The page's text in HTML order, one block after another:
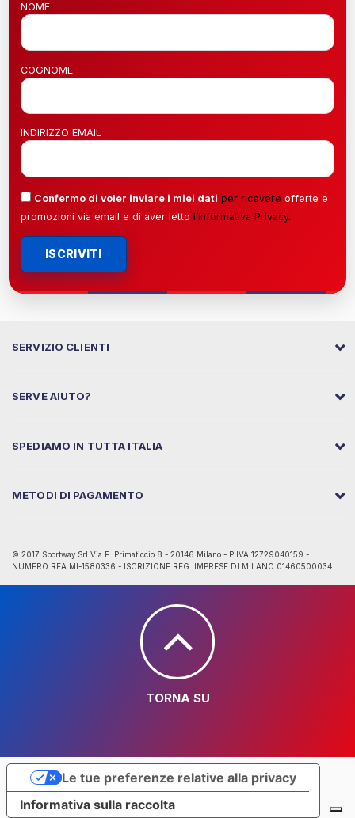
NOME
COGNOME
INDIRIZZO EMAIL
Confermo di voler inviare i miei dati per ricevere offerte e
promozioni via email e di aver letto l’Informativa Privacy.
ISCRIVITI
SERVIZIO CLIENTI
SERVE AIUTO?
SPEDIAMO IN TUTTA ITALIA
METODI DI PAGAMENTO
© 2017 Sportway Srl Via F. Primaticcio 8 - 20146 Milano - P.IVA 12729040159 -
NUMERO REA MI-1580336 - ISCRIZIONE REG. IMPRESE DI MILANO 01460500034
TORNA SU
Informativa sulla raccolta
Le tue preferenze relative alla privacy